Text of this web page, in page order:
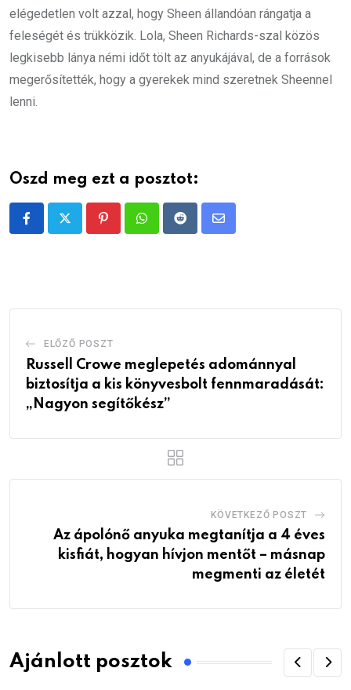
elégedetlen volt azzal, hogy Sheen állandóan rángatja a
feleségét és trükközik. Lola, Sheen Richards-szal közös
legkisebb lánya némi időt tölt az anyukájával, de a források
megerősítették, hogy a gyerekek mind szeretnek Sheennel
lenni.
Oszd meg ezt a posztot:
PinterestWhatsappRedditShare
ELŐZŐ POSZT
Russell Crowe meglepetés adománnyal
biztosítja a kis könyvesbolt fennmaradását:
„Nagyon segítőkész”
KÖVETKEZŐ POSZT
Az ápolónő anyuka megtanítja a 4 éves
kisfiát, hogyan hívjon mentőt – másnap
megmenti az életét
Ajánlott posztok